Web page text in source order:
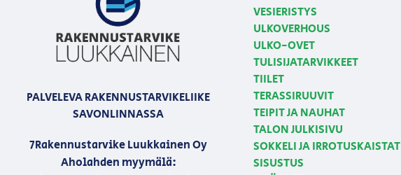
PALVELEVA RAKENNUSTARVIKELIIKE
SAVONLINNASSA
7Rakennustarvike Luukkainen Oy
Aholahden myymälä:
VESIERISTYS
ULKOVERHOUS
ULKO-OVET
TULISIJATARVIKKEET
TIILET
TERASSIRUUVIT
TEIPIT JA NAUHAT
TALON JULKISIVU
SOKKELI JA IRROTUSKAISTAT
SISUSTUS